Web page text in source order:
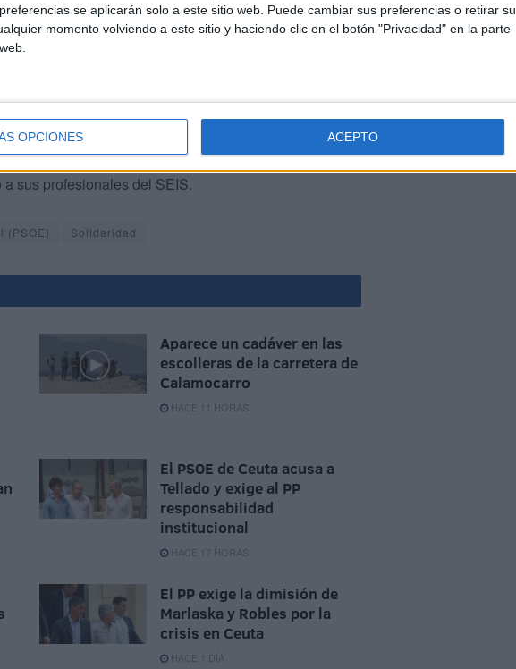
se aplicarán solo a este sitio web. Puede cambiar sus preferencias o retirar su
momento volviendo a este sitio y haciendo clic en el botón "Privacidad" en la parte
OPCIONES ACEPTO
idea de que
, y que la Ciudad Autónoma debe estar a la altura del
sus profesionales del SEIS.
(PSOE) Solidaridad
Aparece un cadáver en las
escolleras de la carretera de
Calamocarro
HACE 11 HORAS
El PSOE de Ceuta acusa a
Tellado y exige al PP
responsabilidad
institucional
HACE 17 HORAS
El PP exige la dimisión de
Marlaska y Robles por la
crisis en Ceuta
HACE 1 DÍA